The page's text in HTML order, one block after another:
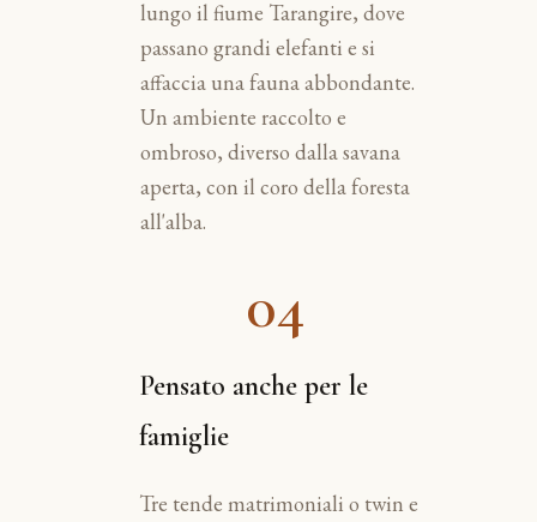
lungo il fiume Tarangire, dove
passano grandi elefanti e si
affaccia una fauna abbondante.
Un ambiente raccolto e
ombroso, diverso dalla savana
aperta, con il coro della foresta
all'alba.
04
Pensato anche per le
famiglie
Tre tende matrimoniali o twin e